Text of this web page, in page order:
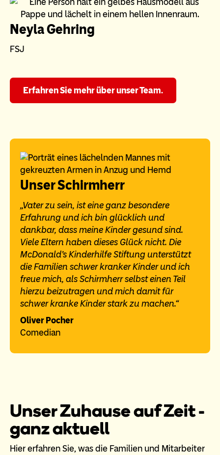
Neyla Gehring
FSJ
Erfahren Sie mehr über unser Team.
Unser Schirmherr
„Vater zu sein, ist eine ganz besondere
Erfahrung und ich bin glücklich und
dankbar, dass meine Kinder gesund sind.
Viele Eltern haben dieses Glück nicht. Die
McDonald’s Kinderhilfe Stiftung unterstützt
die Familien schwer kranker Kinder und ich
freue mich, als Schirmherr selbst einen Teil
hierzu beizutragen und mich damit für
schwer kranke Kinder stark zu machen.“
Oliver Pocher
Comedian
Unser Zuhause auf Zeit -
ganz aktuell
Hier erfahren Sie, was die Familien und Mitarbeiter